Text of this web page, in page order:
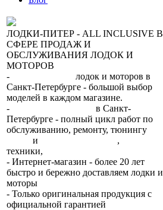
ЛОДКИ-ПИТЕР - ALL INCLUSIVE В
СФЕРЕ ПРОДАЖ И
ОБСЛУЖИВАНИЯ ЛОДОК И
МОТОРОВ
-
лодок и моторов в
Санкт-Петербурге - большой выбор
моделей в каждом магазине.
-
в Санкт-
Петербурге - полный цикл работ по
обслуживанию, ремонту, тюнингу
и ,
техники,
- Интернет-магазин - более 20 лет
быстро и бережно доставляем лодки и
моторы
- Только оригинальная продукция с
официальной гарантией